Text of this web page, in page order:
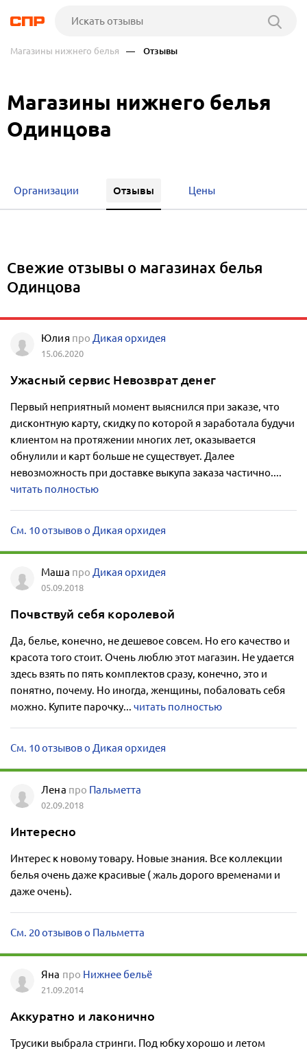
Магазины нижнего белья — Отзывы
Магазины нижнего белья
Одинцова
Организации Отзывы Цены
Свежие отзывы о магазинах белья
Одинцова
Юлия про Дикая орхидея
15.06.2020
Ужасный сервис Невозврат денег
Первый неприятный момент выяснился при заказе, что
дисконтную карту, скидку по которой я заработала будучи
клиентом на протяжении многих лет, оказывается
обнулили и карт больше не существует. Далее
невозможность при доставке выкупа заказа частично....
читать полностью
См. 10 отзывов о Дикая орхидея
Маша про Дикая орхидея
05.09.2018
Почвствуй себя королевой
Да, белье, конечно, не дешевое совсем. Но его качество и
красота того стоит. Очень люблю этот магазин. Не удается
здесь взять по пять комплектов сразу, конечно, это и
понятно, почему. Но иногда, женщины, побаловать себя
можно. Купите парочку... читать полностью
См. 10 отзывов о Дикая орхидея
Лена про Пальметта
02.09.2018
Интересно
Интерес к новому товару. Новые знания. Все коллекции
белья очень даже красивые ( жаль дорого временами и
даже очень).
См. 20 отзывов о Пальметта
Яна про Нижнее бельё
21.09.2014
Аккуратно и лаконично
Трусики выбрала стринги. Под юбку хорошо и летом